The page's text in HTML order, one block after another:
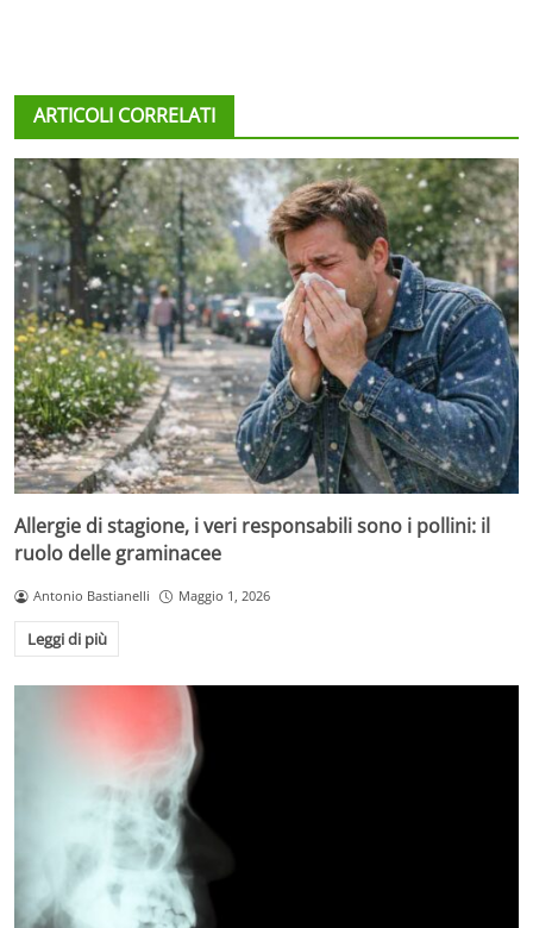
ARTICOLI CORRELATI
Allergie di stagione, i veri responsabili sono i pollini: il
ruolo delle graminacee
Antonio Bastianelli Maggio 1, 2026
Leggi di più